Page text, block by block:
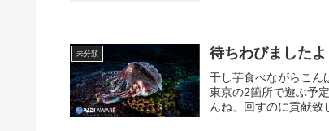
未分類 待ちわびましたよ
干し芋食べながらこん
東京の2箇所で遊ぶ予
んね、回すのに貢献致